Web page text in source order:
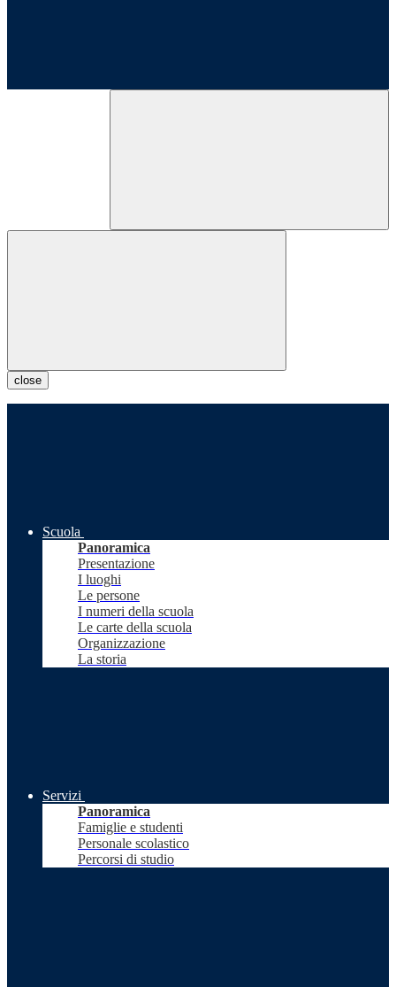
close
Scuola
Panoramica
Presentazione
I luoghi
Le persone
I numeri della scuola
Le carte della scuola
Organizzazione
La storia
Servizi
Panoramica
Famiglie e studenti
Personale scolastico
Percorsi di studio